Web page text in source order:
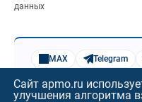
данных
MAX Telegram
Все контакты
Сайт apmo.ru
улучшения алгоритма